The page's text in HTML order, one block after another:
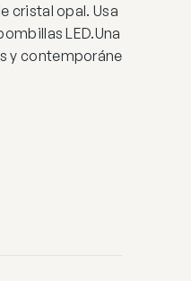
cristal opal. Usa
LED.Una
y contemporáne